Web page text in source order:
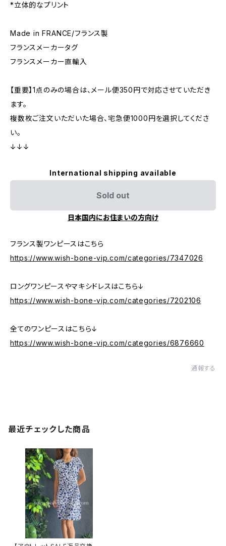
*立体的なプリント
Made in FRANCE/フランス製
フランスメーカータグ
フランスメーカー直輸入
【重要】1点のみの場合は、メール便350円で対応させていただき
ます。
複数枚ご注文いただいた場合、宅急便1000円を選択してくださ
い。
↓↓↓
International shipping available
Sold out
日本国内にお住まいの方向け
フランス製ワンピースはこちら
https://www.wish-bone-vip.com/categories/7347026
ロングワンピースやマキシドレスはこちら↓
https://www.wish-bone-vip.com/categories/7202106
全てのワンピースはこちら↓
https://www.wish-bone-vip.com/categories/6876660
通報する
最近チェックした商品